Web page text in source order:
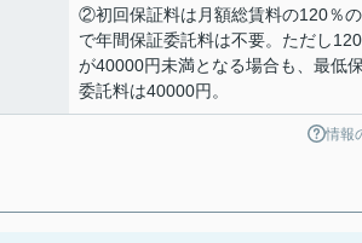
②初回保証料は月額総賃料の120％
で年間保証委託料は不要。ただし
が40000円未満となる場合も、最低
委託料は40000円。
情報